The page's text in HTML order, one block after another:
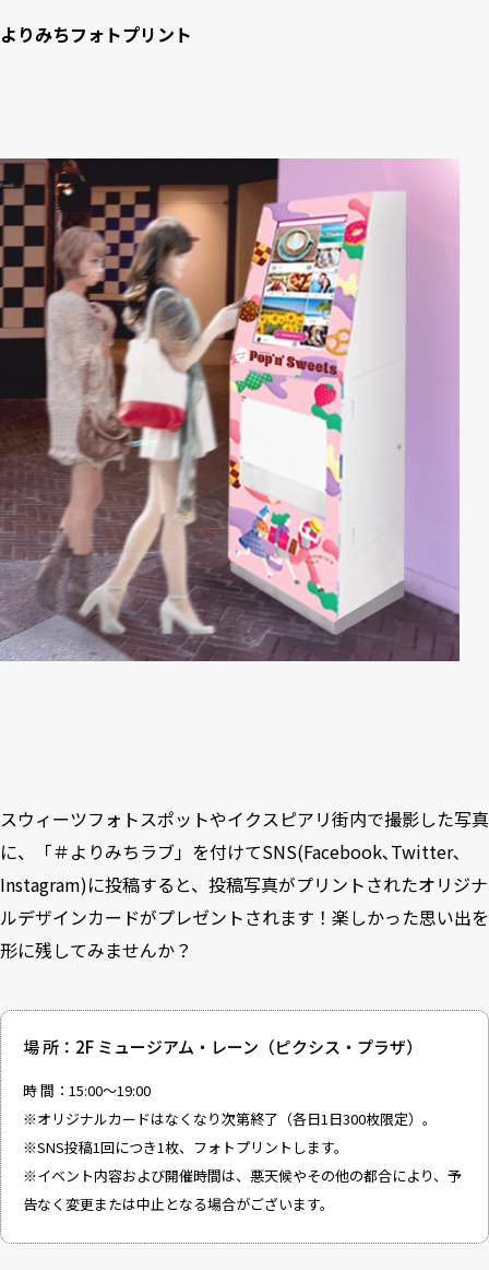
よりみちフォトプリント
スウィーツフォトスポットやイクスピアリ街内で撮影した写真
に、「＃よりみちラブ」を付けてSNS(Facebook､Twitter､
Instagram)に投稿すると、投稿写真がプリントされたオリジナ
ルデザインカードがプレゼントされます！楽しかった思い出を
形に残してみませんか？
場 所：2F ミュージアム・レーン（ピクシス・プラザ）
時 間：15:00～19:00
※オリジナルカードはなくなり次第終了（各日1日300枚限定）。
※SNS投稿1回につき1枚、フォトプリントします。
※イベント内容および開催時間は、悪天候やその他の都合により、予
告なく変更または中止となる場合がございます。